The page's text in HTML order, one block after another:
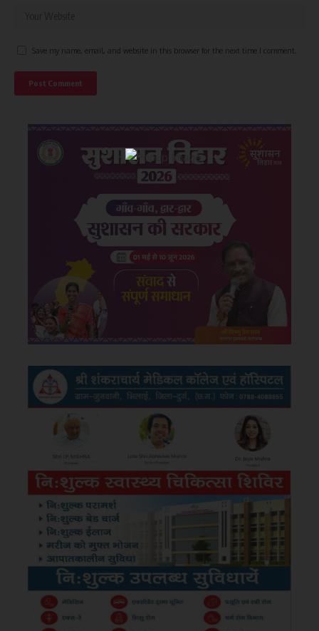
Save my name, email, and website in this browser for the next time I comment.
×